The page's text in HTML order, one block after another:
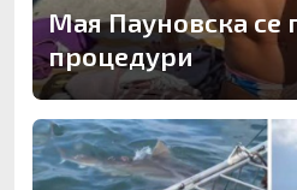
Мая Пауновска се
процедури